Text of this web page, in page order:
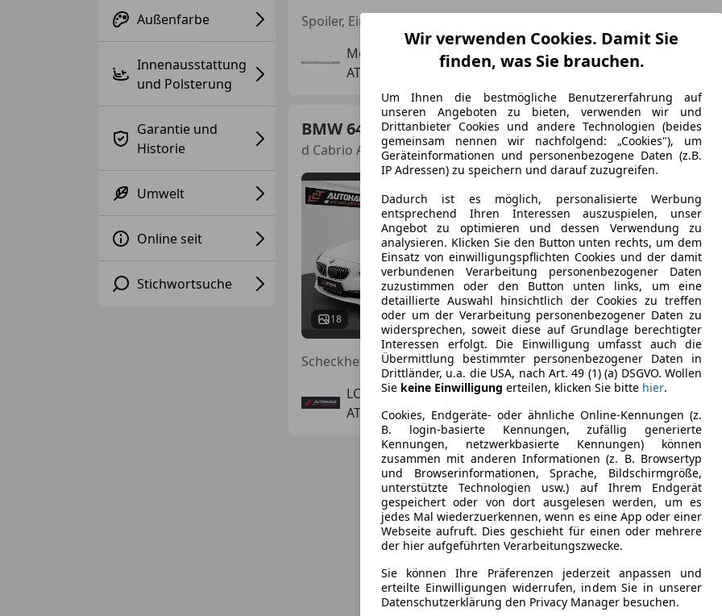
Außenfarbe
Innenausstattung
und Polsterung
Garantie und
Historie
Umwelt
Online seit
Stichwortsuche
Motorenkulisse
AT-4362 Bad Kreuzen
BMW 640
d Cabrio Aut. | SEHR GUTE AUSSTATTUNG |
18
€ 24 880
04/2014 172 990 km
LCT Autohandel GmbH
AT-1210 Wien
Wir verwenden Cookies. Damit Sie
finden, was Sie brauchen.
Um Ihnen die bestmögliche Benutzererfahrung auf
unseren Angeboten zu bieten, verwenden wir und
Drittanbieter Cookies und andere Technologien (beides
gemeinsam nennen wir nachfolgend: „Cookies"), um
Geräteinformationen und personenbezogene Daten (z.B.
IP Adressen) zu speichern und darauf zuzugreifen.
Dadurch ist es möglich, personalisierte Werbung
entsprechend Ihren Interessen auszuspielen, unser
Angebot zu optimieren und dessen Verwendung zu
analysieren. Klicken Sie den Button unten rechts, um dem
Einsatz von einwilligungspflichten Cookies und der damit
verbundenen Verarbeitung personenbezogener Daten
zuzustimmen oder den Button unten links, um eine
detaillierte Auswahl hinsichtlich der Cookies zu treffen
oder um der Verarbeitung personenbezogener Daten zu
widersprechen, soweit diese auf Grundlage berechtigter
Interessen erfolgt. Die Einwilligung umfasst auch die
Übermittlung bestimmter personenbezogener Daten in
Drittländer, u.a. die USA, nach Art. 49 (1) (a) DSGVO. Wollen
Sie keine Einwilligung erteilen, klicken Sie bitte hier.
Cookies, Endgeräte- oder ähnliche Online-Kennungen (z.
B. login-basierte Kennungen, zufällig generierte
Kennungen, netzwerkbasierte Kennungen) können
zusammen mit anderen Informationen (z. B. Browsertyp
und Browserinformationen, Sprache, Bildschirmgröße,
unterstützte Technologien usw.) auf Ihrem Endgerät
gespeichert oder von dort ausgelesen werden, um es
jedes Mal wiederzuerkennen, wenn es eine App oder einer
Webseite aufruft. Dies geschieht für einen oder mehrere
der hier aufgeführten Verarbeitungszwecke.
Sie können Ihre Präferenzen jederzeit anpassen und
erteilte Einwilligungen widerrufen, indem Sie in unserer
Datenschutzerklärung den Privacy Manager besuchen.